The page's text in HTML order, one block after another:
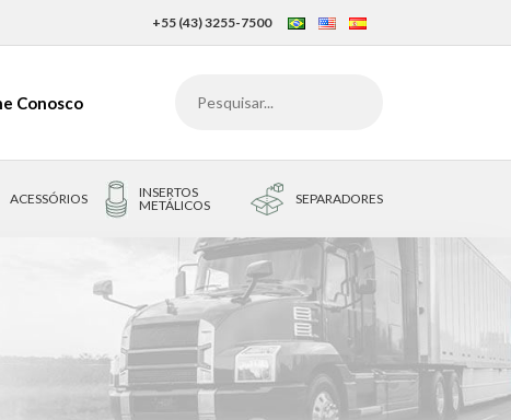
+55 (43) 3255-7500
Conosco
ACESSÓRIOS
INSERTOS
METÁLICOS
SEPARADORES